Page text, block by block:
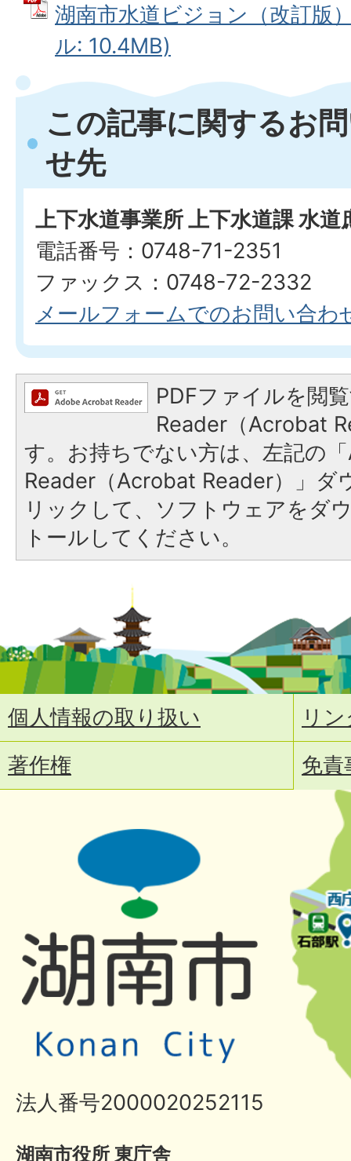
湖南市水道ビジョン（改訂版
ル: 10.4MB)
この記事に関するお
せ先
上下水道事業所 上下水道課 水
電話番号：0748-71-2351
ファックス：0748-72-2332
メールフォームでのお問い合わ
PDFファイルを閲
Reader（Acrobat
す。お持ちでない方は、左記の
Reader（Acrobat Reader）」ダ
リックして、ソフトウェアをダ
トールしてください。
個人情報の取り扱い
リ
著作権
免責
法人番号2000020252115
湖南市役所 東庁舎